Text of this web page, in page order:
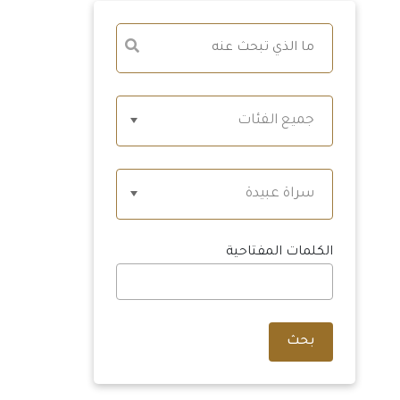
جميع الفئات
سراة عبيدة
الكلمات المفتاحية
بحث